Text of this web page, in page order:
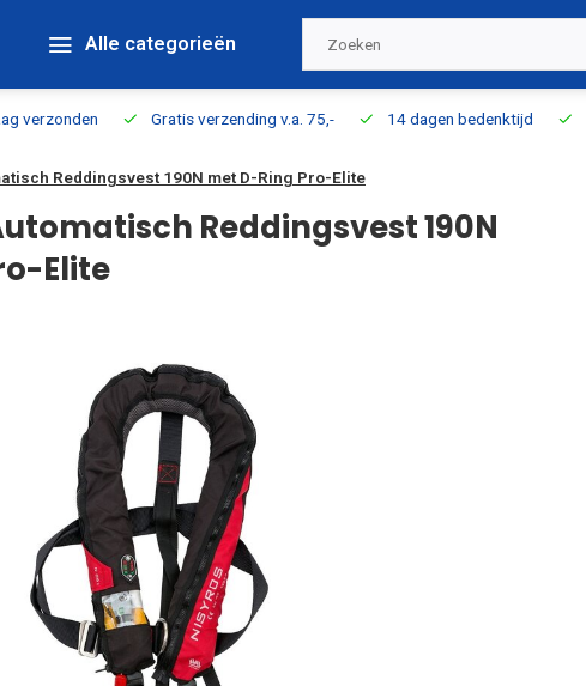
Alle categorieën
verzonden Gratis verzending v.a. 75,- 14 dagen bedenktijd
Reddingsvest 190N met D-Ring Pro-Elite
Reddingsvest 190N
Elite